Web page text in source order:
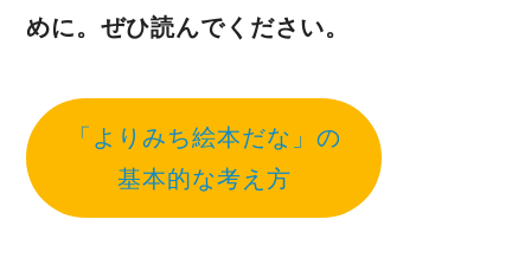
めに。ぜひ読んでください。
「よりみち絵本だな」の
基本的な考え方